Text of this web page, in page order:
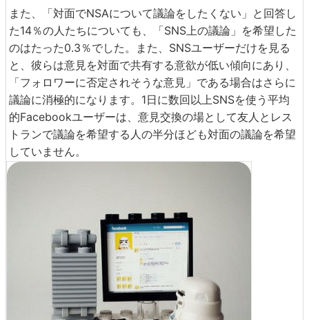
また、「対面でNSAについて議論をしたくない」と回答し
た14％の人たちについても、「SNS上の議論」を希望した
のはたった0.3％でした。また、SNSユーザーだけを見る
と、彼らは意見を対面で共有する意欲が低い傾向にあり、
「フォロワーに否定されそうな意見」である場合はさらに
議論に消極的になります。1日に数回以上SNSを使う平均
的Facebookユーザーは、意見交換の場として友人とレス
トランで議論を希望する人の半分ほども対面の議論を希望
していません。